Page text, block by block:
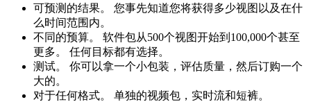
可预测的结果。 您事先知道您将获得多少视图以及在什
么时间范围内。
不同的预算。 软件包从500个视图开始到100,000个甚至
更多。 任何目标都有选择。
测试。 你可以拿一个小包装，评估质量，然后订购一个
大的。
对于任何格式。 单独的视频包，实时流和短裤。